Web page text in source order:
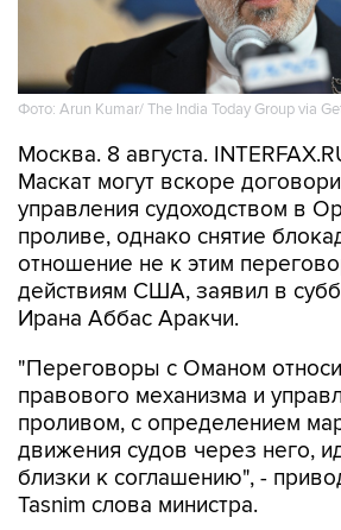
Фото: Arun Kumar/ The India Today Group via
Москва. 8 августа.
Маскат могут вскоре
управления судоходством в
проливе, однако снятие
отношение не к этим
действиям США, заявил в
Ирана Аббас Аракчи.
"Переговоры с Оманом
правового механизма и
проливом, с определением
движения судов через него,
близки к соглашению", -
Tasnim слова министра.